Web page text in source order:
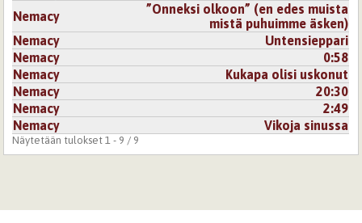
Nemacy
”Onneksi olkoon” (en edes muista
mistä puhuimme äsken)
Nemacy
Untensieppari
Nemacy
0:58
Nemacy
Kukapa olisi uskonut
Nemacy
20:30
Nemacy
2:49
Nemacy
Vikoja sinussa
Näytetään tulokset 1 - 9 / 9